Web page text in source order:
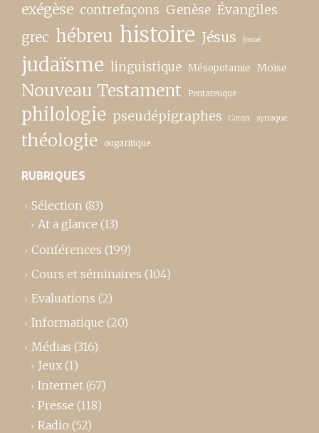
exégèse contrefaçons Genèse Évangiles
grec hébreu histoire Jésus Josué
judaïsme linguistique Mésopotamie Moïse
Nouveau Testament Pentateuque
philologie pseudépigraphes Coran syriaque
théologie ougaritique
RUBRIQUES
Sélection (83)
At a glance (13)
Conférences (199)
Cours et séminaires (104)
Evaluations (2)
Informatique (20)
Médias (316)
Jeux (1)
Internet (67)
Presse (118)
Radio (52)